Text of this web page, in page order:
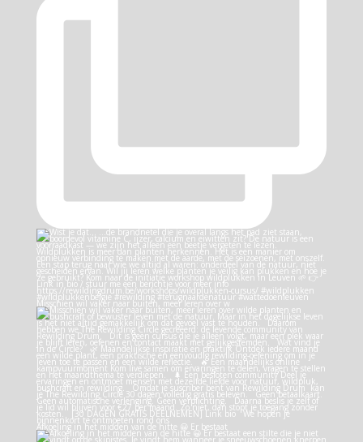
Misschien wil vaker naar buiten, meer leren over w
Afkoeling in het midden van de hitte 😀 Er bestaat